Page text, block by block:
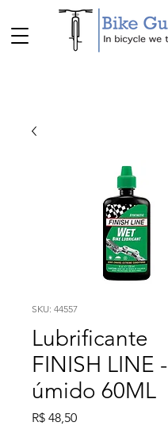
SKU: 44557
Lubrificante
FINISH LINE -
úmido 60ML
R$ 48,50Preço